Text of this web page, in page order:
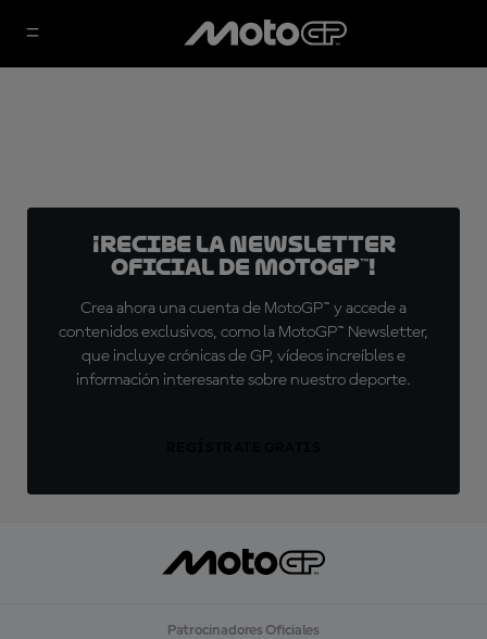
¡Recibe la Newsletter
oficial de MotoGP™!
Crea ahora una cuenta de MotoGP™ y accede a
contenidos exclusivos, como la MotoGP™ Newsletter,
que incluye crónicas de GP, vídeos increíbles e
información interesante sobre nuestro deporte.
Patrocinadores Oficiales